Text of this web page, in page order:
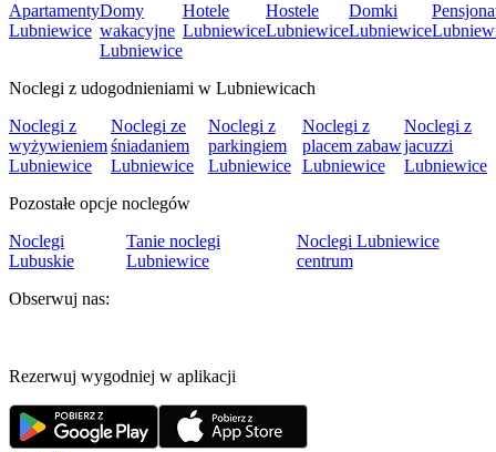
Apartamenty
Lubniewice
Domy
wakacyjne
Lubniewice
Hotele
Lubniewice
Hostele
Lubniewice
Domki
Lubniewice
Noclegi z udogodnieniami w Lubniewicach
Noclegi z
wyżywieniem
Lubniewice
Noclegi ze
śniadaniem
Lubniewice
Noclegi z
parkingiem
Lubniewice
Noclegi z
placem zabaw
Lubniewice
Noclegi z
jacuzzi
Lubniewice
Pozostałe opcje noclegów
Noclegi
Lubuskie
Tanie noclegi
Lubniewice
Noclegi Lubniewice
centrum
Obserwuj nas:
Rezerwuj wygodniej w aplikacji